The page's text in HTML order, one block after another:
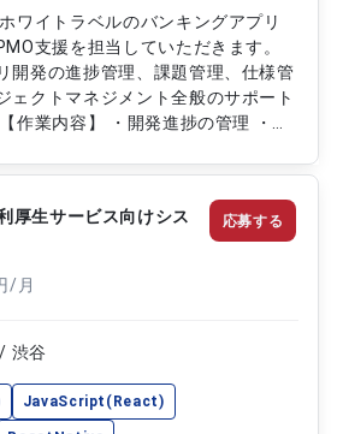
ホワイトラベルのバンキングアプリ
支援を担当していただきます。
開発の進捗管理、課題管理、仕様管
ェクトマネジメント全般のサポート
・関係者との調整・報告 ・プロジ
厚生サービス向けシス
/月
渋谷
JavaScript(React)
応募する